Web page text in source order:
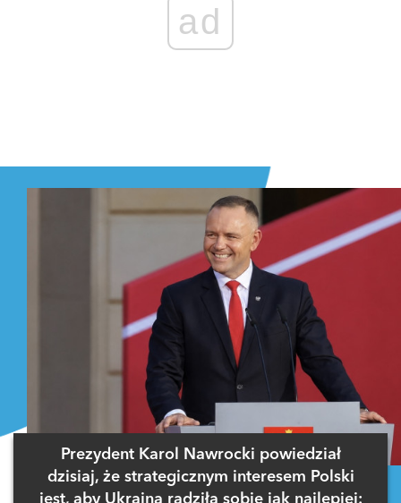
ad
Prezydent Karol Nawrocki powiedział
dzisiaj, że strategicznym interesem Polski
jest, aby Ukraina radziła sobie jak najlepiej: